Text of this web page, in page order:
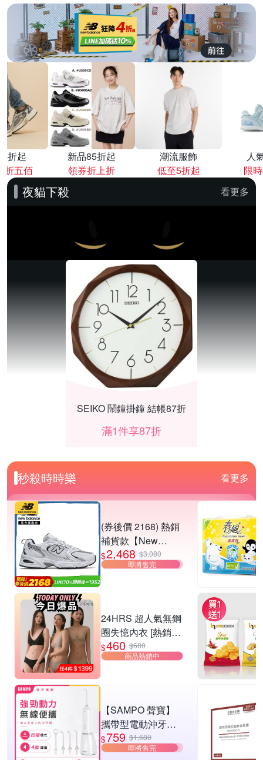
折起
折五佰
新品85折起
領券折上折
潮流服飾
低至5折起
人
限
夜貓下殺 看更多
SEIKO 鬧鐘掛鐘 結帳87折
滿1件享87折
滿1件享82折
秒殺時時樂 看更多
(券後價 2168) 熱銷
補貨款【New
Balance】復古運動
鞋_中性_白銀
$2,468 $3,080
即將售完
24HRS 超人氣無鋼
圈失憶內衣 [熱銷好
評]
$460 $680
商品熱銷中
【SAMPO 聲寶】
攜帶型電動沖牙機/
洗牙器/沖牙器(WB-
Z2506NL)
$759 $1,680
即將售完